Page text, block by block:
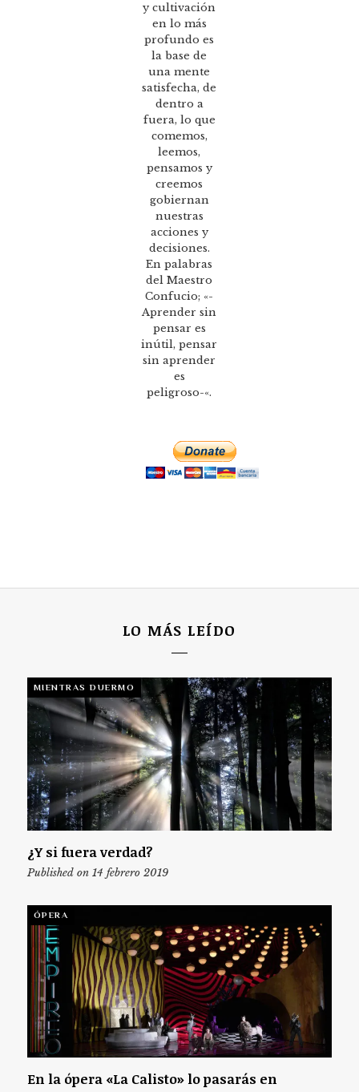
y cultivación
en lo más
profundo es
la base de
una mente
satisfecha, de
dentro a
fuera, lo que
comemos,
leemos,
pensamos y
creemos
gobiernan
nuestras
acciones y
decisiones.
En palabras
del Maestro
Confucio; «-
Aprender sin
pensar es
inútil, pensar
sin aprender
es
peligroso-«.
LO MÁS LEÍDO
MIENTRAS DUERMO
¿Y si fuera verdad?
Published on 14 febrero 2019
ÓPERA
En la ópera «La Calisto» lo pasarás en